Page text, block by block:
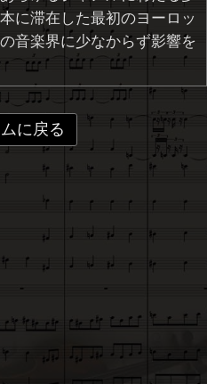
に滞在した最初のヨーロッ
音楽界に少なからず影響を
に戻る